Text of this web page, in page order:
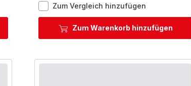
Zum Vergleich hinzufügenJamie
Oliver
Cook
Edelstahl,
Zum Warenkorb hinzufügen